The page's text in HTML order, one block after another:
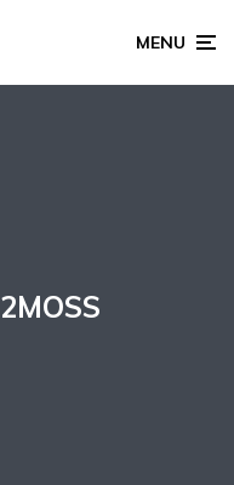
MENU
2MOSS